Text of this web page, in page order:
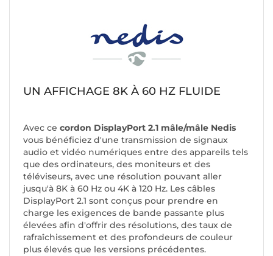
UN AFFICHAGE 8K À 60 HZ FLUIDE
Avec ce cordon DisplayPort 2.1 mâle/mâle Nedis
vous bénéficiez d'une transmission de signaux
audio et vidéo numériques entre des appareils tels
que des ordinateurs, des moniteurs et des
téléviseurs, avec une résolution pouvant aller
jusqu'à 8K à 60 Hz ou 4K à 120 Hz. Les câbles
DisplayPort 2.1 sont conçus pour prendre en
charge les exigences de bande passante plus
élevées afin d'offrir des résolutions, des taux de
rafraîchissement et des profondeurs de couleur
plus élevés que les versions précédentes.